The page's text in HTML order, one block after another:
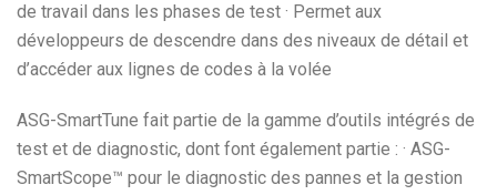
de travail dans les phases de test · Permet aux
développeurs de descendre dans des niveaux de détail et
d’accéder aux lignes de codes à la volée
ASG-SmartTune fait partie de la gamme d’outils intégrés de
test et de diagnostic, dont font également partie : · ASG-
SmartScope™ pour le diagnostic des pannes et la gestion